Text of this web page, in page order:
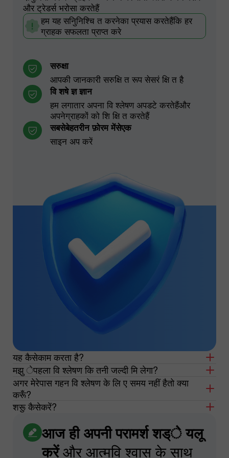
और ट्रेडर्स भरोसा करतेहैं
हम यह सनिुनिश्चि त करनेका प्रयास करतेहैंकि हर
ग्राहक सफलता प्राप्त करे
सरुक्षा
आपकी जानकारी सरुक्षि त रूप सेसरं क्षि त है
वि शषे ज्ञ ज्ञान
हम लगातार अपना वि श्लेषण अपडटे करतेहैंऔर
अपनेग्राहकों को शि क्षि त करतेहैं
सबसेबेहतरीन फ़ोरम मेंसेएक
साइन अप करें
यह कैसेकाम करता है?
मझु ेपहला वि श्लेषण कि तनी जल्दी मि लेगा?
अगर मेरेपास गहन वि श्लेषण के लि ए समय नहीं हैतो क्या
करूँ?
शरूु कैसेकरें?
आज ही अपनी परामर्श शड्े यलू
करेंऔर आत्मवि श्वास के साथ